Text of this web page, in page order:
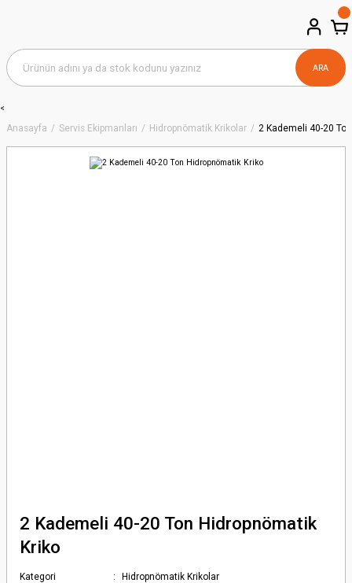
ARA
<
Anasayfa Servis Ekipmanları Hidropnömatik Krikolar 2 Kademeli 40-20
2 Kademeli 40-20 Ton Hidropnömatik
Kriko
Kategori
Hidropnömatik Krikolar